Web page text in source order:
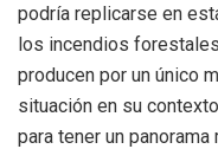
podría replicarse en
los incendios
producen por un único
situación en su
para tener un